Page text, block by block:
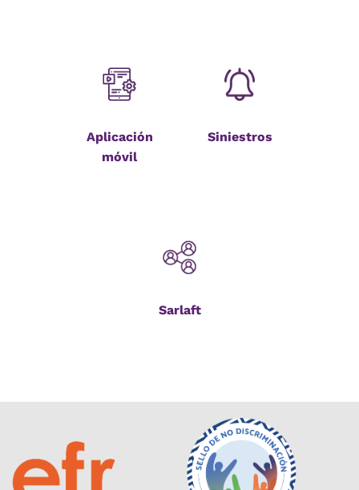
Aplicación
móvil
Siniestros
Sarlaft